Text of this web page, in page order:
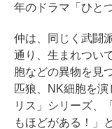
年のドラマ「ひと
仲は、同じく武闘
通り、生まれつい
胞などの異物を見
匹狼、NK細胞を
リス」シリーズ、
もほどがある！」